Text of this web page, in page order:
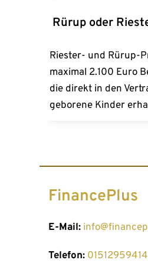
investieren und eine
Rürup oder
Riester- und Rürup-
maximal 2.100 Euro
die direkt in den
geborene Kinder
FinancePlus
E-Mail:
Telefon: